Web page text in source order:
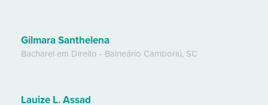
Gilmara Santhelena
Bacharel em Direito - Balneário Camboriú, SC
Lauize L. Assad